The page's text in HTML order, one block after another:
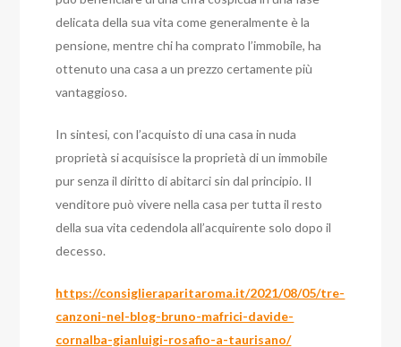
delicata della sua vita come generalmente è la
pensione, mentre chi ha comprato l’immobile, ha
ottenuto una casa a un prezzo certamente più
vantaggioso.
In sintesi, con l’acquisto di una casa in nuda
proprietà si acquisisce la proprietà di un immobile
pur senza il diritto di abitarci sin dal principio. Il
venditore può vivere nella casa per tutta il resto
della sua vita cedendola all’acquirente solo dopo il
decesso.
https://consiglieraparitaroma.it/2021/08/05/tre-
canzoni-nel-blog-bruno-mafrici-davide-
cornalba-gianluigi-rosafio-a-taurisano/